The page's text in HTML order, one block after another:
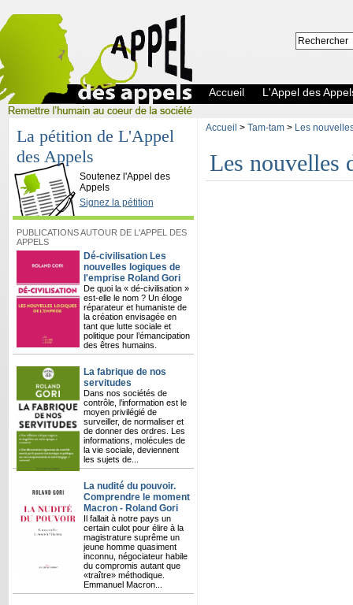
L'Appel des Appels
Accueil L'Appel des
La pétition de L'Appel
des Appels
Soutenez l'Appel des
Appels
Signez la pétition
PUBLICATIONS AUTOUR DE L'APPEL DES
APPELS
Dé-civilisation Les
nouvelles logiques de
l'emprise Roland Gori
De quoi la « dé-civilisation »
est-elle le nom ? Un éloge
réparateur et humaniste de
la création envisagée en
tant que lutte sociale et
politique pour l’émancipation
des êtres humains.
La fabrique de nos
servitudes
Dans nos sociétés de
contrôle, l’information est le
moyen privilégié de
surveiller, de normaliser et
de donner des ordres. Les
informations, molécules de
la vie sociale, deviennent
les sujets de...
La nudité du pouvoir.
Comprendre le moment
Macron - Roland Gori
Il fallait à notre pays un
certain culot pour élire à la
magistrature suprême un
jeune homme quasiment
inconnu, négociateur habile
du compromis autant que
«traître» méthodique.
Emmanuel Macron...
Accueil > Tam-tam> Les
Les nouvelles